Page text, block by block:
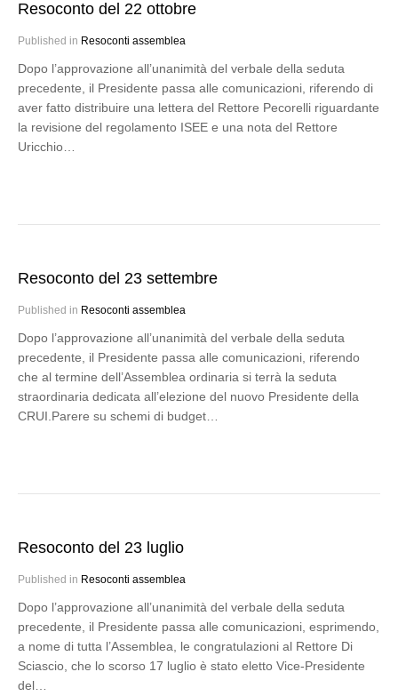
Resoconto del 22 ottobre
Published in Resoconti assemblea
Dopo l’approvazione all’unanimità del verbale della seduta
precedente, il Presidente passa alle comunicazioni, riferendo di
aver fatto distribuire una lettera del Rettore Pecorelli riguardante
la revisione del regolamento ISEE e una nota del Rettore
Uricchio…
Resoconto del 23 settembre
Published in Resoconti assemblea
Dopo l’approvazione all’unanimità del verbale della seduta
precedente, il Presidente passa alle comunicazioni, riferendo
che al termine dell’Assemblea ordinaria si terrà la seduta
straordinaria dedicata all’elezione del nuovo Presidente della
CRUI.Parere su schemi di budget…
Resoconto del 23 luglio
Published in Resoconti assemblea
Dopo l’approvazione all’unanimità del verbale della seduta
precedente, il Presidente passa alle comunicazioni, esprimendo,
a nome di tutta l’Assemblea, le congratulazioni al Rettore Di
Sciascio, che lo scorso 17 luglio è stato eletto Vice-Presidente
del…